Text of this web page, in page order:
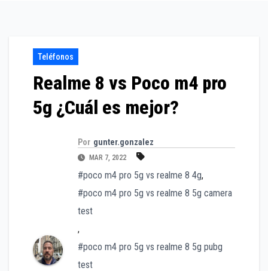
Teléfonos
Realme 8 vs Poco m4 pro
5g ¿Cuál es mejor?
Por gunter.gonzalez
MAR 7, 2022
#poco m4 pro 5g vs realme 8 4g,
#poco m4 pro 5g vs realme 8 5g camera
test
,
#poco m4 pro 5g vs realme 8 5g pubg
test